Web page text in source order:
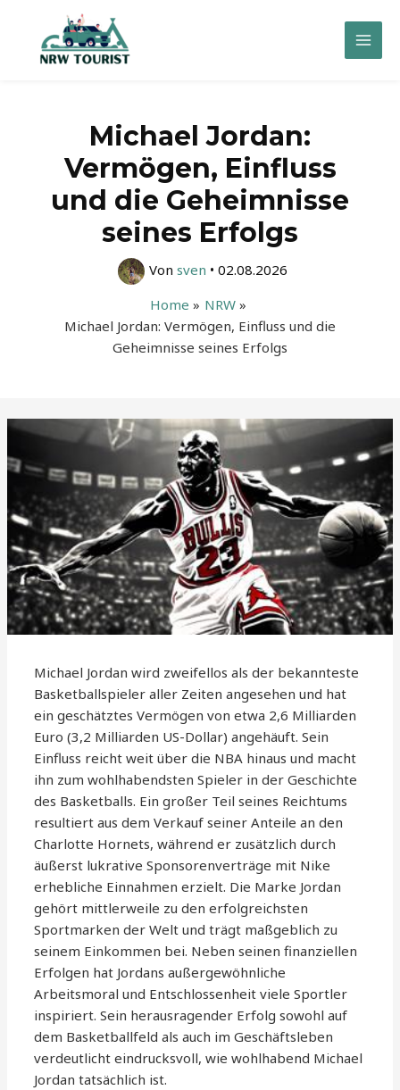
springen
Main
Michael Jordan:
Vermögen, Einfluss
und die Geheimnisse
seines Erfolgs
Von sven • 02.08.2026
Home
NRW
Michael Jordan: Vermögen, Einfluss und die
Geheimnisse seines Erfolgs
Michael Jordan wird zweifellos als der bekannteste
Basketballspieler aller Zeiten angesehen und hat
ein geschätztes Vermögen von etwa 2,6 Milliarden
Euro (3,2 Milliarden US-Dollar) angehäuft. Sein
Einfluss reicht weit über die NBA hinaus und macht
ihn zum wohlhabendsten Spieler in der Geschichte
des Basketballs. Ein großer Teil seines Reichtums
resultiert aus dem Verkauf seiner Anteile an den
Charlotte Hornets, während er zusätzlich durch
äußerst lukrative Sponsorenverträge mit Nike
erhebliche Einnahmen erzielt. Die Marke Jordan
gehört mittlerweile zu den erfolgreichsten
Sportmarken der Welt und trägt maßgeblich zu
seinem Einkommen bei. Neben seinen finanziellen
Erfolgen hat Jordans außergewöhnliche
Arbeitsmoral und Entschlossenheit viele Sportler
inspiriert. Sein herausragender Erfolg sowohl auf
dem Basketballfeld als auch im Geschäftsleben
verdeutlicht eindrucksvoll, wie wohlhabend Michael
Jordan tatsächlich ist.